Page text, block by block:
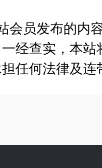
会员发布的内
经查实，本
任何法律及连